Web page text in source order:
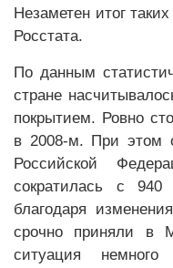
Незаметен итог
Росстата.
По данным
стране
покрытием. Ровно
в 2008-м. При этом
Российской
сократилась с
благодаря
срочно приняли в
ситуация